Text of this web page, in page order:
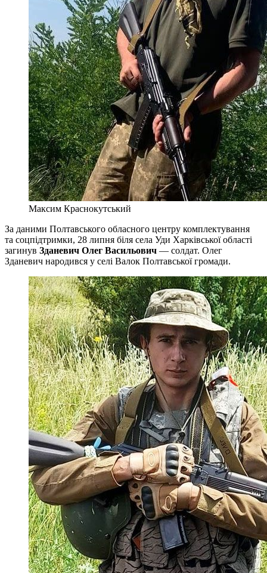
Максим Краснокутський
За даними Полтавського обласного центру комплектування
та соцпідтримки, 28 липня біля села Уди Харківської області
загинув Зданевич Олег Васильович — солдат. Олег
Зданевич народився у селі Валок Полтавської громади.